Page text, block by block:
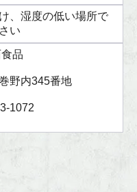
、湿度の低い場所で
い
品
野内345番地
1072